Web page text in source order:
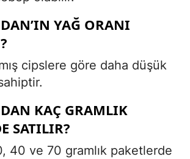
YAĞ ORANI
cipslere göre daha düşük
KAÇ GRAMLIK
SATILIR?
40 ve 70 gramlık paketlerde